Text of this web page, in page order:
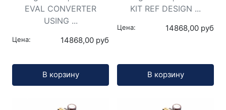
EVAL CONVERTER
USING ...
Цена: 14868,00 руб
В корзину
KIT REF DESIGN ...
Цена: 14868,00 руб
В корзину